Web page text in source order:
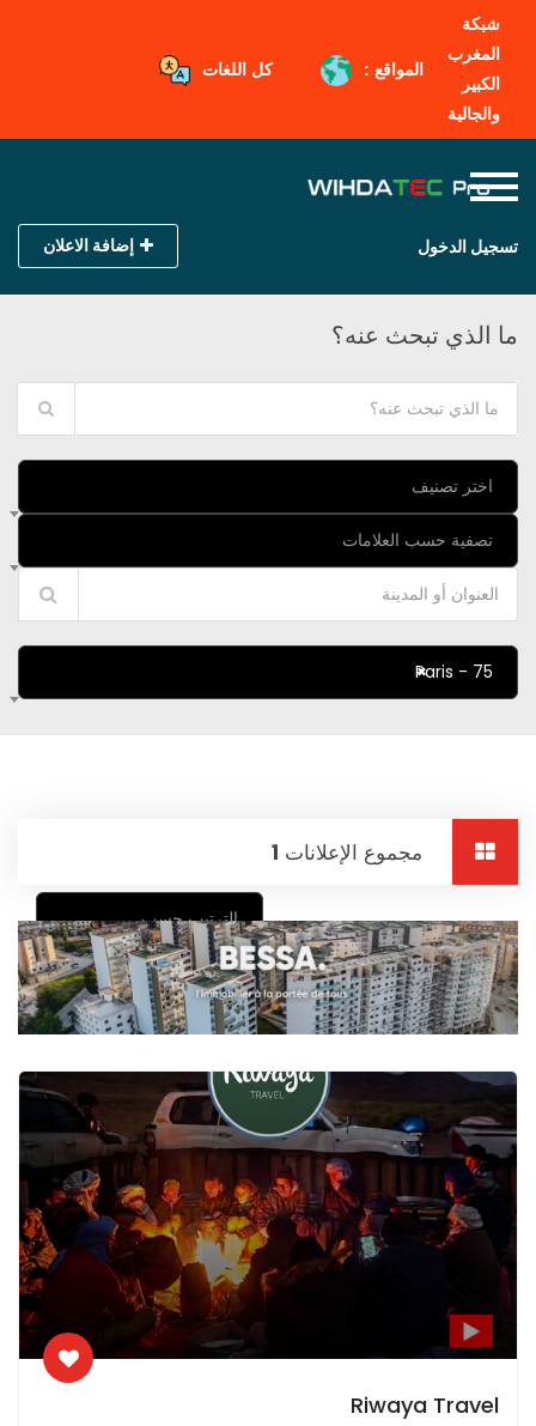
شبكة
المغرب
الكبير
والجالية
المواقع : كل اللغات
تسجيل الدخول إضافة الاعلان
ما الذي تبحث عنه؟
اختر تصنيف
تصفية حسب العلامات
× 75 - Paris
مجموع الإعلانات 1
الترتيب حسب
Riwaya Travel